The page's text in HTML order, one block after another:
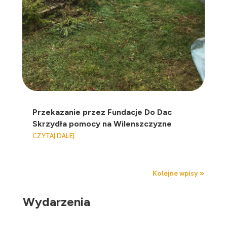
Przekazanie przez Fundacje Do Dac
Skrzydła pomocy na Wilenszczyzne
CZYTAJ DALEJ
Kolejne wpisy »
Wydarzenia